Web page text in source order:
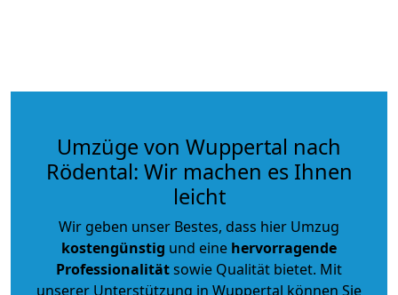
Umzüge von Wuppertal nach
Rödental: Wir machen es Ihnen
leicht
Wir geben unser Bestes, dass hier Umzug
kostengünstig und eine hervorragende
Professionalitätsowie Qualität bietet. Mit
unserer Unterstützung in Wuppertal können Sie